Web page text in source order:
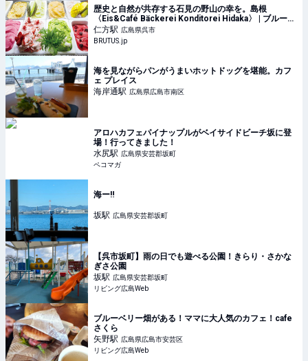
歴史と自然が共存する石見の野山の幸を。島根
〈Eis&Café Bäckerei Konditorei Hidaka〉 | ブルータ
ス| BRUTUS.jp
仁方駅 広島県呉市
BRUTUS.jp
海を見ながらパンがうまいホットドッグを堪能。カフ
ェ プレイス
海岸通駅 広島県広島市南区
アロハカフェパイナップルがベイサイドビーチ坂に登
場！行ってきました！
水尻駅 広島県安芸郡坂町
ペコマガ
海ー‼️
坂駅 広島県安芸郡坂町
【呉市坂町】雨の日でも遊べる公園！きらり・さかな
ぎさ公園
坂駅 広島県安芸郡坂町
リビング広島Web
ブルーベリー畑がある！ママに大人気のカフェ！cafe
さくら
矢野駅 広島県広島市安芸区
リビング広島Web